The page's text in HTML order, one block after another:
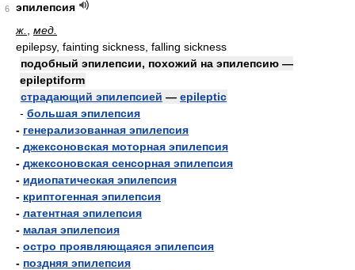
6
эпилепсия
ж.
мед.
epilepsy, fainting sickness, falling sickness
подобный эпилепсии, похожий на эпилепсию —
epileptiform
страдающий эпилепсией — epileptic
- большая эпилепсия
- генерализованная эпилепсия
- джексоновская моторная эпилепсия
- джексоновская сенсорная эпилепсия
- идиопатическая эпилепсия
- криптогенная эпилепсия
- латентная эпилепсия
- малая эпилепсия
- остро проявляющаяся эпилепсия
- поздняя эпилепсия